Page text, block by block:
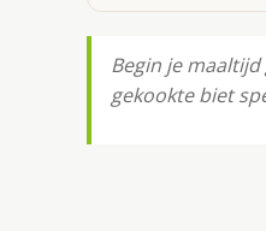
Begin je
gekookte biet